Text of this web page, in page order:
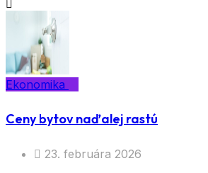
Ekonomika
Ceny bytov naďalej rastú
23. februára 2026